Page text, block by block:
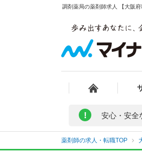
調剤薬局の薬剤師求人 【大阪
! 安心・安全
薬剤師の求人・転職TOP